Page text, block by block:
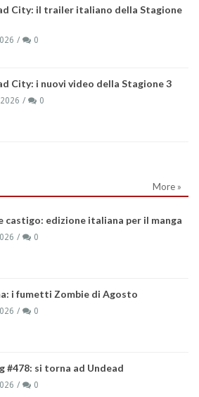
City: il trailer italiano della Stagione
0
City: i nuovi video della Stagione 3
0
More »
castigo: edizione italiana per il manga
0
i fumetti Zombie di Agosto
0
#478: si torna ad Undead
0